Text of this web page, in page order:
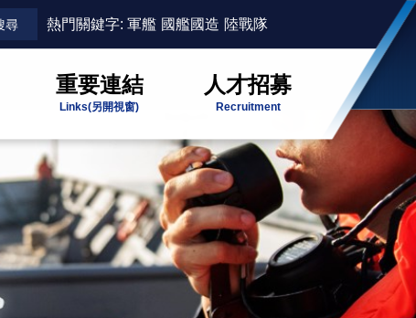
熱門關鍵字: 軍艦 國艦國造 陸戰隊
重要連結
Links(另開視窗)
人才招募
Recruitment